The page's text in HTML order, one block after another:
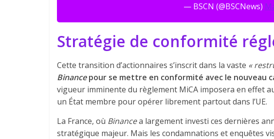
— BSCN (@BSCNews)
Stratégie de conformité
Cette transition d’actionnaires s’inscrit dans la vaste «
Binancepour se mettre en conformité avec le nouveau
vigueur imminente du règlement MiCA imposera en effet
un État membre pour opérer librement partout dans l’UE.
La France, où Binancea largement investi ces dernières
stratégique majeur. Mais les condamnations et enquêtes